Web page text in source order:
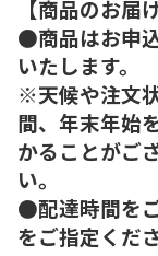
【商品のお届
●商品はお申
いたします。
※天候や注文
間、年末年始
かることがご
い。
●配達時間を
をご指定くだ